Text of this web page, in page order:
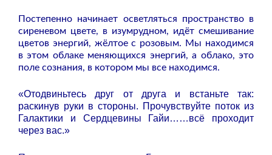
Постепенно начинает осветляться пространство в
сиреневом цвете, в изумрудном, идёт смешивание
цветов энергий, жёлтое с розовым. Мы находимся
в этом облаке меняющихся энергий, а облако, это
поле сознания, в котором мы все находимся.
«Отодвиньтесь друг от друга и встаньте так:
раскинув руки в стороны. Прочувствуйте поток из
Галактики и Сердцевины Гайи……всё проходит
через вас.»